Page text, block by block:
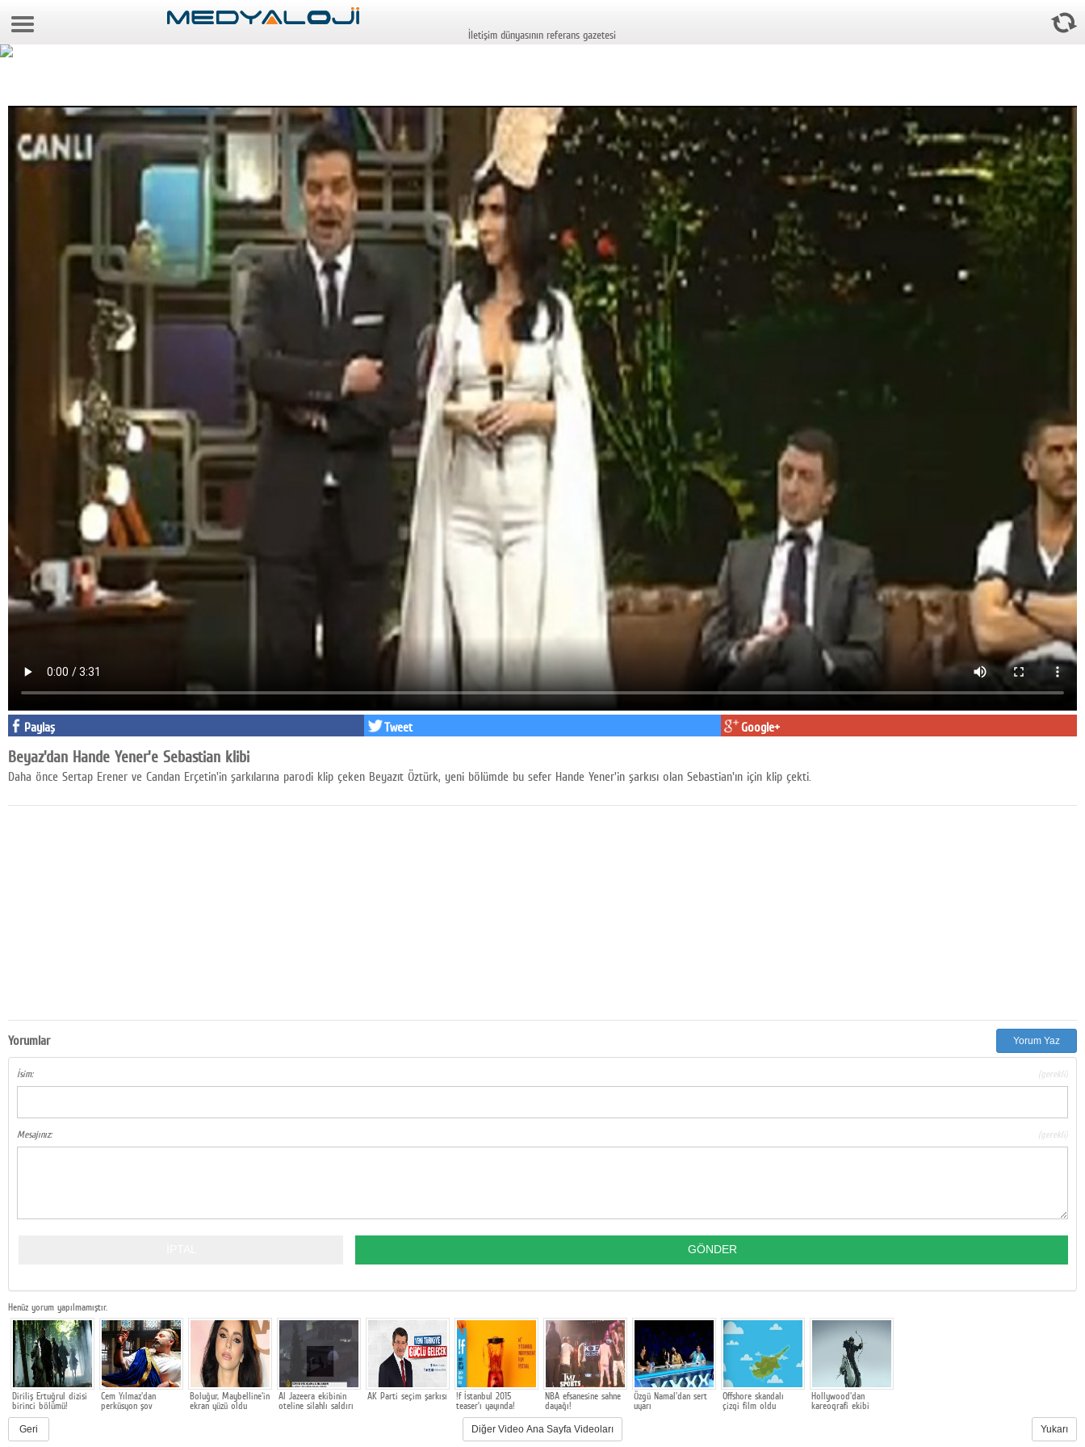
7 Ağustos 2026 11:20:11
Video Galeri
Gazeteler
Teknoloji
Televizyon
Facebook
Diziler
Karikatür
Polemik
Reklam
Yazarlar
Künye
Facebook
Twitter
© 2026 TÜM HAKLARI SAKLIDIR
İletişim dünyasının referans gazetesi
Paylaş Tweet Google+
Beyaz'dan Hande Yener'e Sebastian klibi
Daha önce Sertap Erener ve Candan Erçetin'in şarkılarına parodi klip çeken Beyazıt Öztürk, yeni bölümde bu sefer Hande Yener'in şarkısı olan Sebastian'ın için klip çekti.
Yorumlar Yorum Yaz
İsim: (gerekli)
Mesajınız: (gerekli)
Henüz yorum yapılmamıştır.
Diriliş Ertuğrul dizisi
birinci bölümü!
Cem Yılmaz'dan
perküsyon şov
Boluğur, Maybelline'in
ekran yüzü oldu
Al Jazeera ekibinin
oteline silahlı saldırı
AK Parti seçim şarkısı
!f İstanbul 2015
teaser’ı yayında!
NBA efsanesine sahne
dayağı!
Özgü Namal'dan sert
uyarı
Offshore skandalı
çizgi film oldu
Hollywood'dan
kareografi ekibi
Geri Diğer Video Ana Sayfa Videoları Yukarı